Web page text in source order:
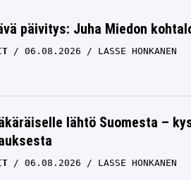
päivitys: Juha Miedon
06.08.2026 LASSE HONKANEN
lähtö Suomesta –
06.08.2026 LASSE HONKANEN